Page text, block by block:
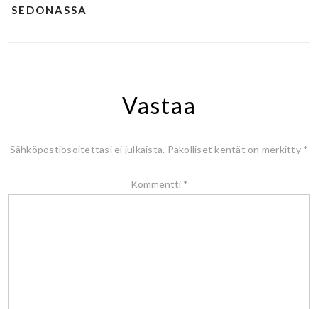
SEDONASSA
Vastaa
Sähköpostiosoitettasi ei julkaista. Pakolliset kentät on merkitty *
Kommentti *